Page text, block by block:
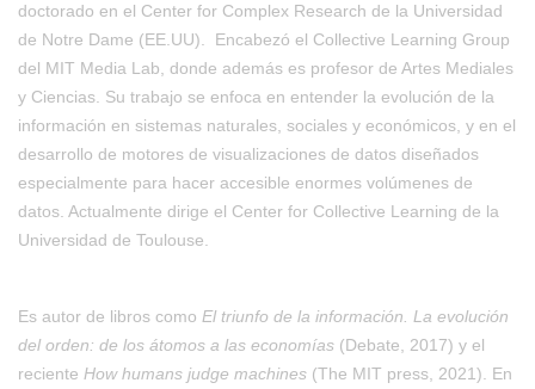
doctorado en el Center for Complex Research de la Universidad
de Notre Dame (EE.UU).
Encabezó el Collective Learning Group
del MIT Media Lab, donde además es profesor de Artes Mediales
y Ciencias. Su trabajo se enfoca en entender la evolución de la
información en sistemas naturales, sociales y económicos, y en el
desarrollo de motores de visualizaciones de datos diseñados
especialmente para hacer accesible enormes volúmenes de
datos. Actualmente dirige el Center for Collective Learning de la
Universidad de Toulouse.
Es autor de libros como El triunfo de la información. La evolución
del orden: de los átomos a las economías (Debate, 2017) y el
reciente How humans judge machines (The MIT press, 2021). En